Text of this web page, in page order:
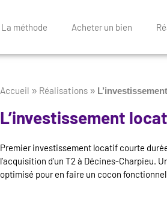
La méthode Acheter un bien
Accueil » Réalisations»
L’investissement
Premier investissement locatif courte
l’acquisition d’un T2 à Décines-Charpieu.
optimisé pour en faire un cocon